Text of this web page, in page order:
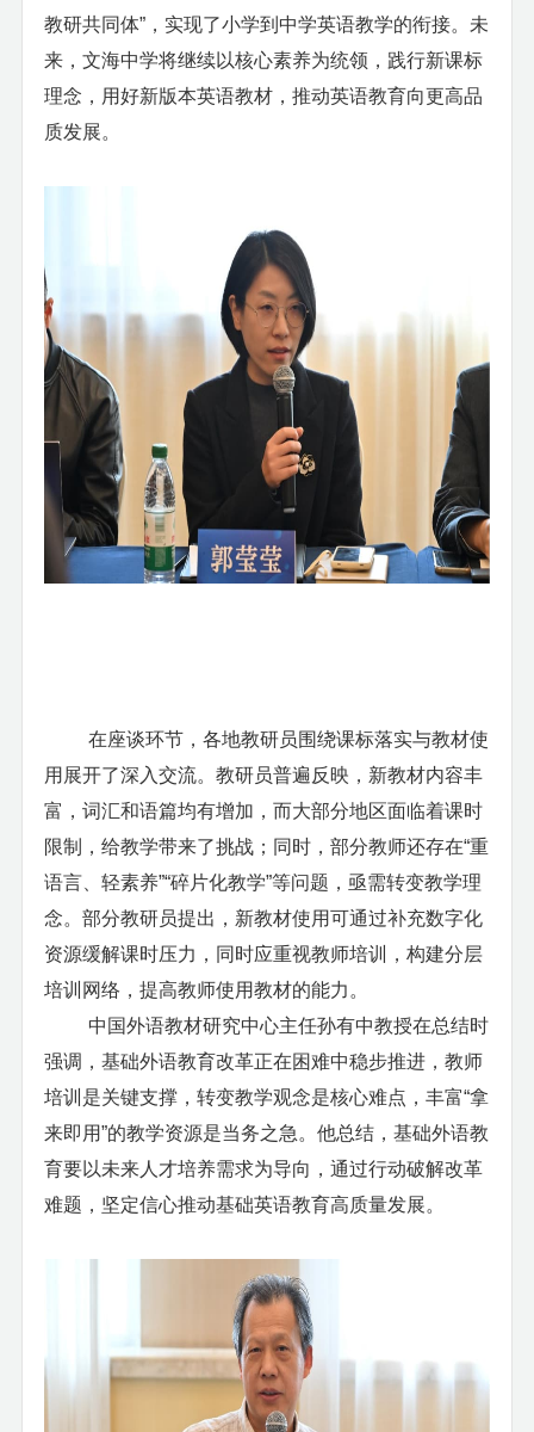
教研共同体”，实现了小学到中学英语教学的衔接。未
来，文海中学将继续以核心素养为统领，践行新课标
理念，用好新版本英语教材，推动英语教育向更高品
质发展。
在座谈环节，各地教研员围绕课标落实与教材使
用展开了深入交流。教研员普遍反映，新教材内容丰
富，词汇和语篇均有增加，而大部分地区面临着课时
限制
，给教学带来了挑战； 同时，部分教师还存在“重
语言、轻素养”“碎片化教学”等问题，亟需转变教学理
念。部分教研员提出，新教材使用可通过补充数字化
资源缓解课时压力，同时应重视教师培训，构建分层
培训网络，提高教师使用教材的能力。
中国外语教材研究中心主任孙有中教授在总结时
强调，基础外语教育改革正在困难中稳步推进，教师
培训是关键支撑，转变教学观念是核心难点，丰富“拿
来即用”的教学资源是当务之急。 他总结，基础外语教
育要以未来人才培养需求为导向，通过行动破解改革
难题，坚定信心推动基础英语教育高质量发展。